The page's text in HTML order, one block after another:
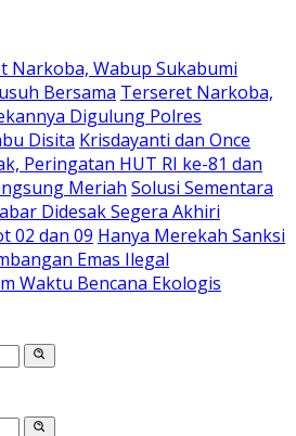
Narkoba, Wabup Sukabumi
Bersama Terseret Narkoba,
Digulung Polres
Disita Krisdayanti dan Once
Peringatan HUT RI ke-81 dan
Meriah Solusi Sementara
Didesak Segera Akhiri
02 dan 09 Hanya Merekah Sanksi
Emas Ilegal
Waktu Bencana Ekologis